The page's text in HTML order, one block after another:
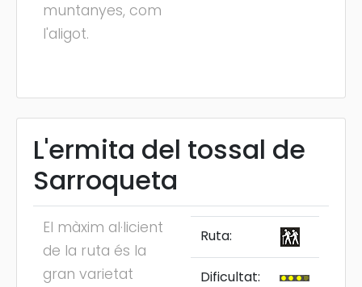
muntanyes, com
l'aligot.
L'ermita del tossal de
Sarroqueta
El màxim al·licient
de la ruta és la
gran varietat
Ruta:
Dificultat: